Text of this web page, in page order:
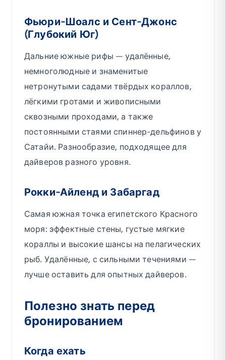
Фьюри-Шоалс и Сент-Джонс
(Глубокий Юг)
Дальние южные рифы — удалённые,
немноголюдные и знаменитые
нетронутыми садами твёрдых кораллов,
лёгкими гротами и живописными
сквозными проходами, а также
постоянными стаями спиннер-дельфинов у
Сатайи. Разнообразие, подходящее для
дайверов разного уровня.
Рокки-Айленд и Забаргад
Самая южная точка египетского Красного
моря: эффектные стены, густые мягкие
кораллы и высокие шансы на пелагических
рыб. Удалённые, с сильными течениями —
лучше оставить для опытных дайверов.
Полезно знать перед
бронированием
Когда ехать